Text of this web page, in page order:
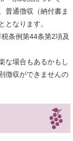
普通徴収（納付書ま
となります。
条例第44条第2項及
な場合もあるかもし
徴収ができませんの